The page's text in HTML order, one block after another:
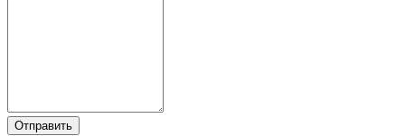
Отправить